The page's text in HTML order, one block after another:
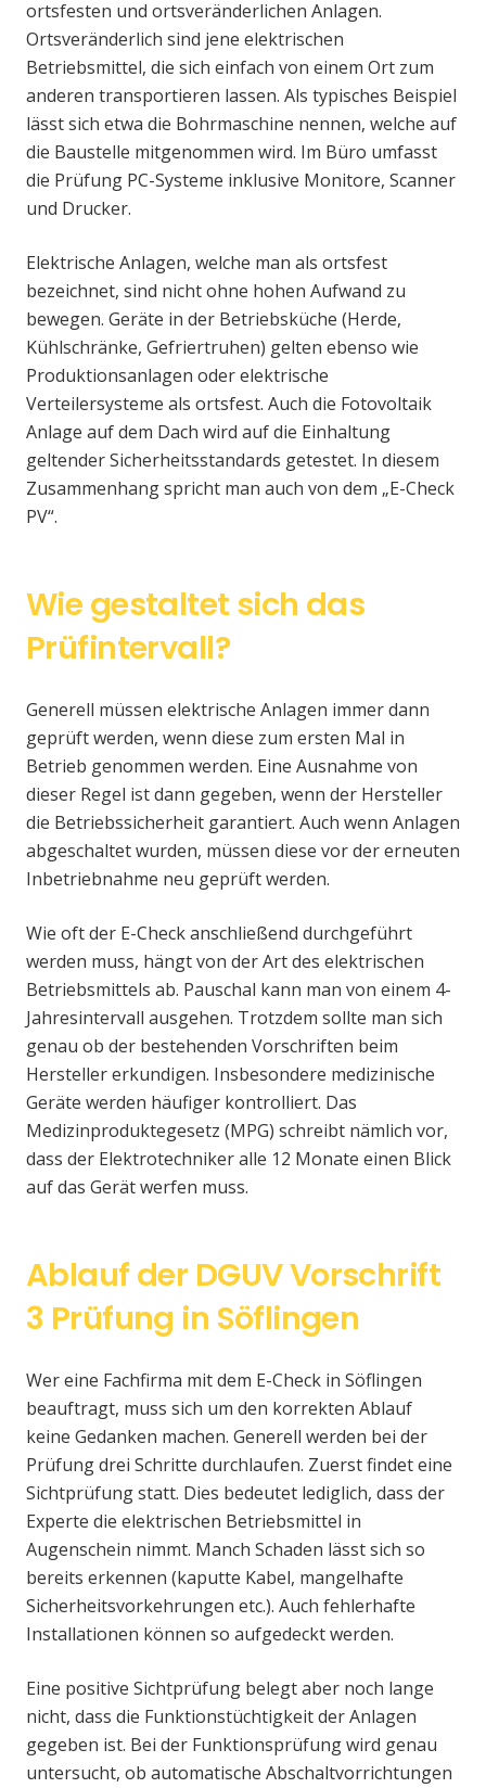
ortsfesten und ortsveränderlichen Anlagen.
Ortsveränderlich sind jene elektrischen
Betriebsmittel, die sich einfach von einem Ort zum
anderen transportieren lassen. Als typisches Beispiel
lässt sich etwa die Bohrmaschine nennen, welche auf
die Baustelle mitgenommen wird. Im Büro umfasst
die Prüfung PC-Systeme inklusive Monitore, Scanner
und Drucker.
Elektrische Anlagen, welche man als ortsfest
bezeichnet, sind nicht ohne hohen Aufwand zu
bewegen. Geräte in der Betriebsküche (Herde,
Kühlschränke, Gefriertruhen) gelten ebenso wie
Produktionsanlagen oder elektrische
Verteilersysteme als ortsfest. Auch die Fotovoltaik
Anlage auf dem Dach wird auf die Einhaltung
geltender Sicherheitsstandards getestet. In diesem
Zusammenhang spricht man auch von dem „E-Check
PV“.
Wie gestaltet sich das
Prüfintervall?
Generell müssen elektrische Anlagen immer dann
geprüft werden, wenn diese zum ersten Mal in
Betrieb genommen werden. Eine Ausnahme von
dieser Regel ist dann gegeben, wenn der Hersteller
die Betriebssicherheit garantiert. Auch wenn Anlagen
abgeschaltet wurden, müssen diese vor der erneuten
Inbetriebnahme neu geprüft werden.
Wie oft der E-Check anschließend durchgeführt
werden muss, hängt von der Art des elektrischen
Betriebsmittels ab. Pauschal kann man von einem 4-
Jahresintervall ausgehen. Trotzdem sollte man sich
genau ob der bestehenden Vorschriften beim
Hersteller erkundigen. Insbesondere medizinische
Geräte werden häufiger kontrolliert. Das
Medizinproduktegesetz (MPG) schreibt nämlich vor,
dass der Elektrotechniker alle 12 Monate einen Blick
auf das Gerät werfen muss.
Ablauf der DGUV Vorschrift
3 Prüfung in Söflingen
Wer eine Fachfirma mit dem E-Check in Söflingen
beauftragt, muss sich um den korrekten Ablauf
keine Gedanken machen. Generell werden bei der
Prüfung drei Schritte durchlaufen. Zuerst findet eine
Sichtprüfung statt. Dies bedeutet lediglich, dass der
Experte die elektrischen Betriebsmittel in
Augenschein nimmt. Manch Schaden lässt sich so
bereits erkennen (kaputte Kabel, mangelhafte
Sicherheitsvorkehrungen etc.). Auch fehlerhafte
Installationen können so aufgedeckt werden.
Eine positive Sichtprüfung belegt aber noch lange
nicht, dass die Funktionstüchtigkeit der Anlagen
gegeben ist. Bei der Funktionsprüfung wird genau
untersucht, ob automatische Abschaltvorrichtungen